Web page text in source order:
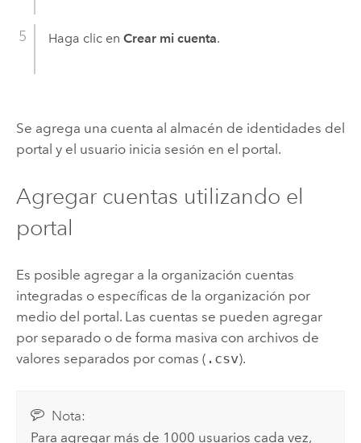
Haga clic en Crear mi cuenta.
Se agrega una cuenta al almacén de identidades del
portal y el usuario inicia sesión en el portal.
Agregar cuentas utilizando el
portal
Es posible agregar a la organización cuentas
integradas o específicas de la organización por
medio del portal. Las cuentas se pueden agregar
por separado o de forma masiva con archivos de
valores separados por comas ( .csv).
Nota:
Para agregar más de 1000 usuarios cada vez,